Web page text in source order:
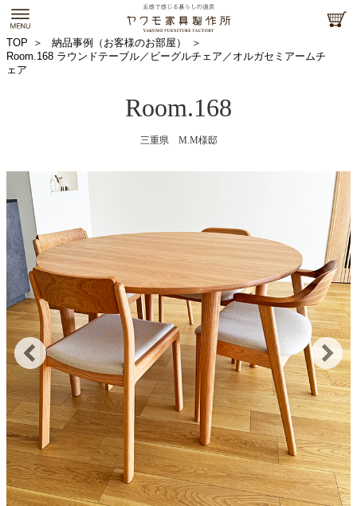
TOP
納品事例（お客様のお部屋）
Room.168 ラウンドテーブル／ビーグルチェア／オルガセミアームチ
ェア
Room.168
三重県 M.M様邸